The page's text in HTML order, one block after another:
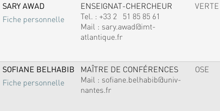
SARY AWAD
Fiche personnelle
ENSEIGNAT-CHERCHEUR
Tel. : +33 2 51 85 85 61
Mail : sary.awad@imt-
atlantique.fr
VERTE
SOFIANE BELHABIB
Fiche personnelle
MAÎTRE DE CONFÉRENCES
Mail : sofiane.belhabib@univ-
nantes.fr
OSE